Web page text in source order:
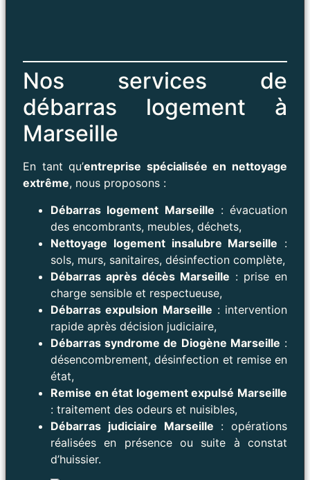
Nos services de
débarras logement à
Marseille
En tant qu’entreprise spécialisée en nettoyage
extrême, nous proposons :
Débarras logement Marseille : évacuation
des encombrants, meubles, déchets,
Nettoyage logement insalubre Marseille :
sols, murs, sanitaires, désinfection complète,
Débarras après décès Marseille : prise en
charge sensible et respectueuse,
Débarras expulsion Marseille : intervention
rapide après décision judiciaire,
Débarras syndrome de Diogène Marseille :
désencombrement, désinfection et remise en
état,
Remise en état logement expulsé Marseille
: traitement des odeurs et nuisibles,
Débarras judiciaire Marseille : opérations
réalisées en présence ou suite à constat
d’huissier.